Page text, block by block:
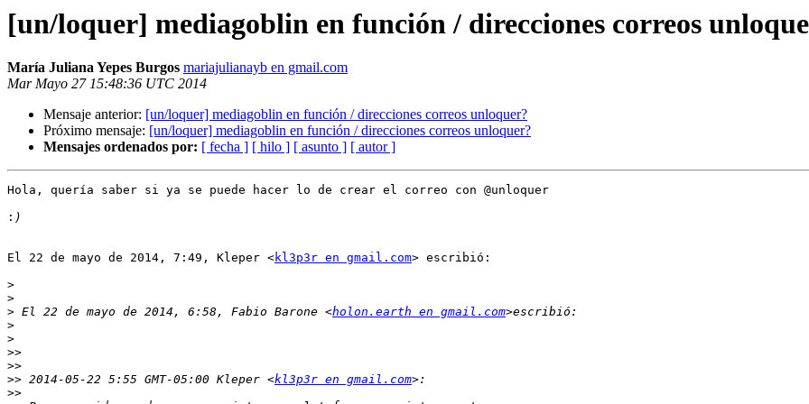
[un/loquer] mediagoblin en función / direcciones correos
María Juliana Yepes Burgos mariajulianayb en gmail.com
Mar Mayo 27 15:48:36 UTC 2014
Mensaje anterior: [un/loquer] mediagoblin en función / direcciones correos unloquer?
Próximo mensaje: [un/loquer] mediagoblin en función / direcciones correos unloquer?
Mensajes ordenados por: [ fecha ] [ hilo ] [ asunto ] [ autor ]
Hola, quería saber si ya se puede hacer lo de crear el correo con @unloquer
:
El 22 de mayo de 2014, 7:49, Kleper <kl3p3r en gmail.com> escribió:
>
>
> El 22 de mayo de 2014, 6:58, Fabio Barone <holon.earth en gmail.com
>
>
>>
>>
>> 2014-05-22 5:55 GMT-05:00 Kleper <kl3p3r en gmail.com
>>